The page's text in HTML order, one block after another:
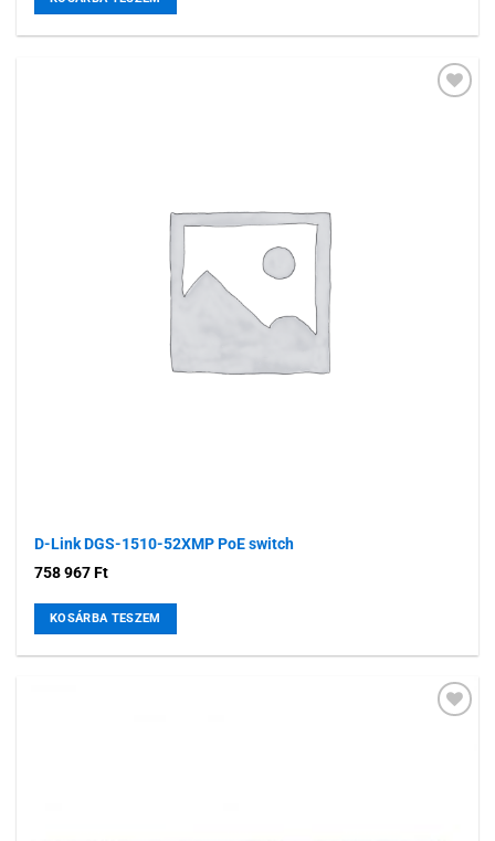
D-Link DGS-1510-52XMP PoE switch
758 967Ft
KOSÁRBA TESZEM